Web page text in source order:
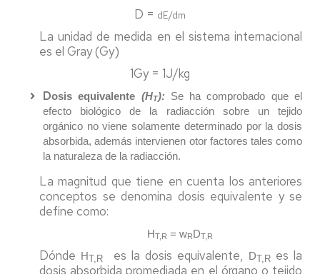
D = dE/dm
La unidad de medida en el sistema internacional
es el Gray (Gy)
1Gy = 1J/kg
Dosis equivalente (HT): Se ha comprobado que el
efecto biológico de la radiacción sobre un tejido
orgánico no viene solamente determinado por la dosis
absorbida, además intervienen otor factores tales como
la naturaleza de la radiacción.
La magnitud que tiene en cuenta los anteriores
conceptos se denomina dosis equivalente y se
define como:
HT,R = wR DT,R
Dónde HT,R es la dosis equivalente, DT,Res la
dosis absorbida promediada en el órgano o tejido